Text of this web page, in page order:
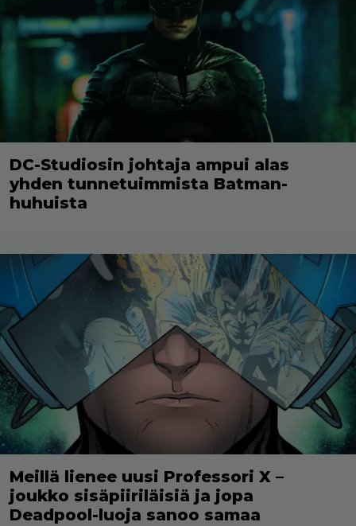
DC-Studiosin johtaja ampui alas
yhden tunnetuimmista Batman-
huhuista
Meillä lienee uusi Professori X –
joukko sisäpiiriläisiä ja jopa
Deadpool-luoja sanoo samaa